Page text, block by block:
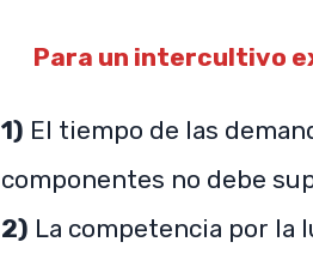
Para un intercultivo
1) El tiempo de las
componentes no debe
2) La competencia por la